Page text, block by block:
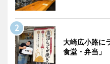
大崎広小路に
食堂・弁当」